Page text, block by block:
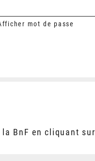
mot de passe
BnF en cliquant sur